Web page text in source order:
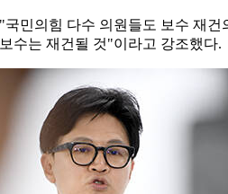
민의힘 다수 의원들도 보수 재
수는 재건될 것"이라고 강조했다.